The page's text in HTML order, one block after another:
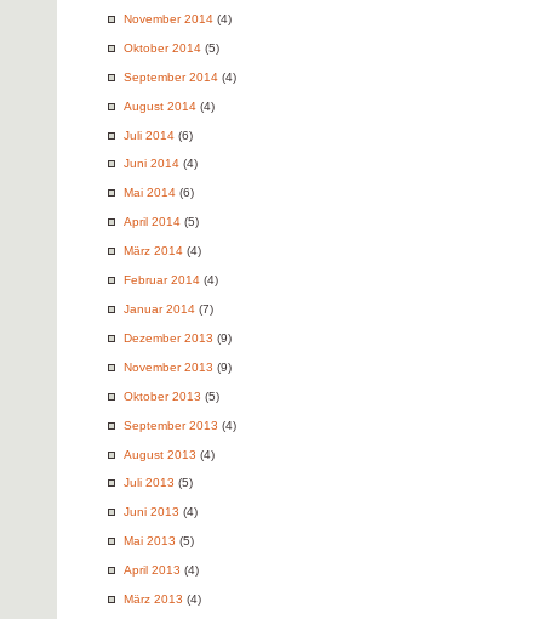
November 2014 (4)
Oktober 2014 (5)
September 2014 (4)
August 2014 (4)
Juli 2014 (6)
Juni 2014 (4)
Mai 2014 (6)
April 2014 (5)
März 2014 (4)
Februar 2014 (4)
Januar 2014 (7)
Dezember 2013 (9)
November 2013 (9)
Oktober 2013 (5)
September 2013 (4)
August 2013 (4)
Juli 2013 (5)
Juni 2013 (4)
Mai 2013 (5)
April 2013 (4)
März 2013 (4)